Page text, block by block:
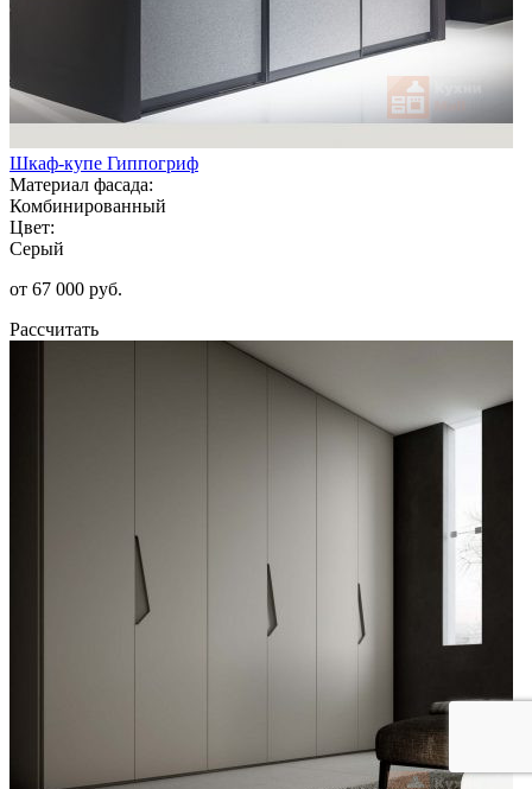
Шкаф-купе Гиппогриф
Материал фасада:
Комбинированный
Цвет:
Серый
от 67 000 руб.
Рассчитать